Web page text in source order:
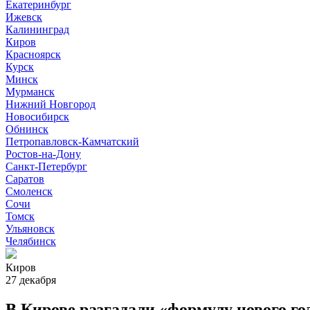
Екатеринбург
Ижевск
Калининград
Киров
Красноярск
Курск
Минск
Мурманск
Нижний Новгород
Новосибирск
Обнинск
Петропавловск-Камчатский
Ростов-на-Дону
Санкт-Петербург
Саратов
Смоленск
Сочи
Томск
Ульяновск
Челябинск
Киров
27 декабря